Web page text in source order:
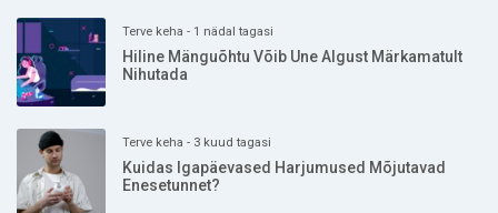
Terve keha - 1 nädal tagasi
Hiline Mänguõhtu Võib Une Algust Märkamatult
Nihutada
Terve keha - 3 kuud tagasi
Kuidas Igapäevased Harjumused Mõjutavad
Enesetunnet?